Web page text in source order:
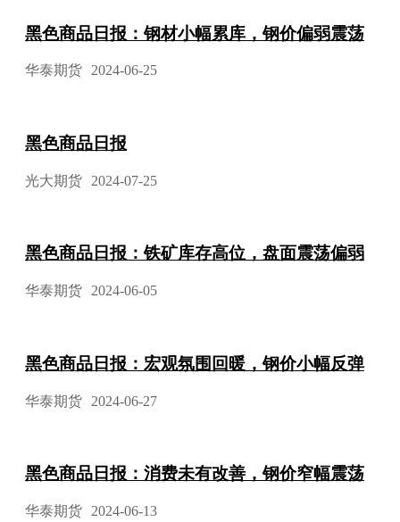
黑色商品日报：钢材小幅累库，钢价偏弱震荡
华泰期货 2024-06-25
黑色商品日报
光大期货 2024-07-25
黑色商品日报：铁矿库存高位，盘面震荡偏弱
华泰期货 2024-06-05
黑色商品日报：宏观氛围回暖，钢价小幅反弹
华泰期货 2024-06-27
黑色商品日报：消费未有改善，钢价窄幅震荡
华泰期货 2024-06-13